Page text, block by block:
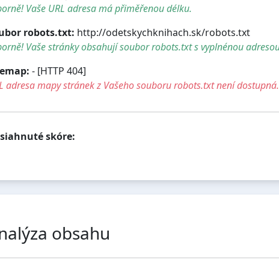
Vaše URL adresa má přiměřenou délku.
robots.txt: http://odetskychknihach.sk/robots.txt
Vaše stránky obsahují soubor robots.txt s vyplnénou
- [HTTP 404]
adresa mapy stránek z Vašeho souboru robots.txt není dostupná.
skóre:
obsahu